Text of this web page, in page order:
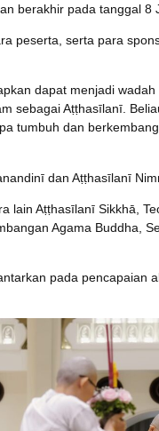
berakhir pada tanggal 8
peserta, serta para
dapat menjadi
sebagai Aṭṭhasīlanī.
tumbuh dan
dan Aṭṭhasīlanī
Aṭṭhasīlanī Sikkhā,
Agama Buddha,
pada pencapaian